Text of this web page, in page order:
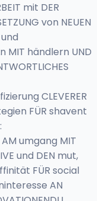
mit DER
von NEUEN
MIT händlern UND
CLEVERER
FÜR shavent
umgang MIT
und DEN mut,
FÜR social
AN